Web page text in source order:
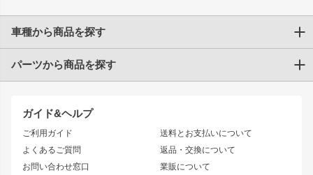
ガイド&ヘルプ
ご利用ガイド
よくあるご質問
お問い合わせ窓口
送料とお支払いについて
返品・交換について
業販について
車種から商品を探す
トヨタ
JZX90 CHASER
JZX110 MARK II
JZX100 MARK II
JZX90 MARK II
アリスト
ソアラ
アルテッツァ
パーツから商品を探す
エアロシリーズ
ドリフトライン
風神
雷神
レーシングライン
アタックライン
ストリームライン